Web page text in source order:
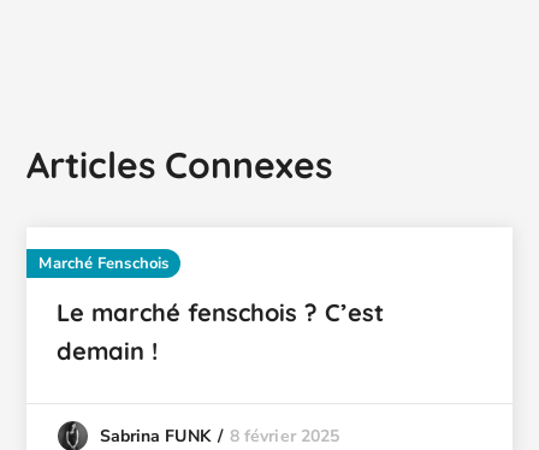
Articles Connexes
Marché Fenschois
Le marché fenschois ? C’est
demain !
Sabrina FUNK 8 février 2025